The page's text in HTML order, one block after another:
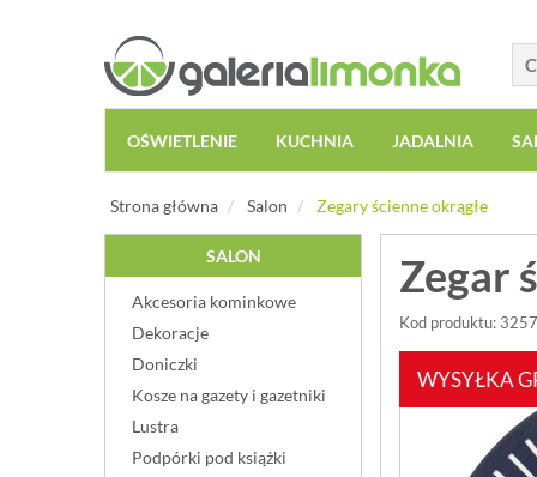
OŚWIETLENIE KUCHNIA JADALNIA
Strona główna Salon Zegary ścienne okrągłe
SALON
Akcesoria kominkowe
Dekoracje
Doniczki
Kosze na gazety i gazetniki
Lustra
Podpórki pod książki
Zegar
Kod produktu: 3257
WYSYŁKA